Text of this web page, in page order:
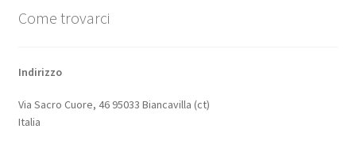
Come trovarci
Indirizzo
Via Sacro Cuore, 46 95033 Biancavilla (ct)
Italia